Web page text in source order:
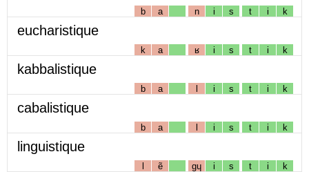
b a n i s t i k
eucharistique
k a ʁ i s t i k
kabbalistique
b a l i s t i k
cabalistique
b a l i s t i k
linguistique
l ẽ gɥ i s t i k